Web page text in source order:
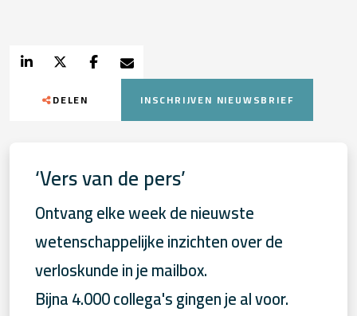
DELEN INSCHRIJVEN NIEUWSBRIEF
‘Vers van de pers’
Ontvang elke week de nieuwste
wetenschappelijke inzichten over de
verloskunde in je mailbox.
Bijna 4.000 collega's gingen je al voor.